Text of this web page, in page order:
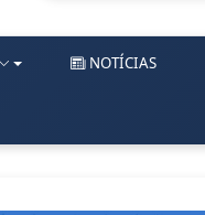
NOTÍCIAS